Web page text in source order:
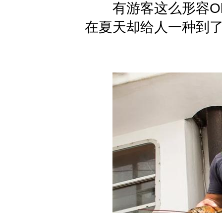
有游客这么形容
在夏天却给人一种到